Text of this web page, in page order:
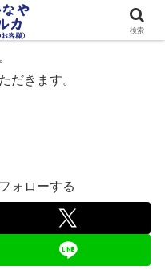
だきます。
ォローする
検索